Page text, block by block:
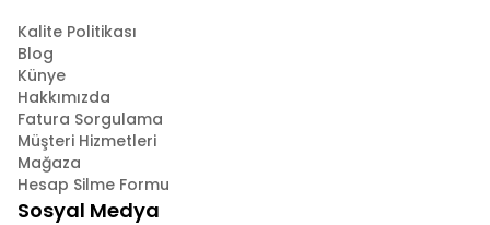
Kalite Politikası
Blog
Künye
Hakkımızda
Fatura Sorgulama
Müşteri Hizmetleri
Mağaza
Hesap Silme Formu
Sosyal Medya